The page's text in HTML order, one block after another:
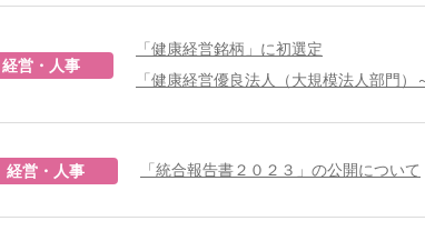
経営・人事
「健康経営銘柄」に初選定
「健康経営優良法人（大規模法人部門
経営・人事 「統合報告書２０２３」の公開について